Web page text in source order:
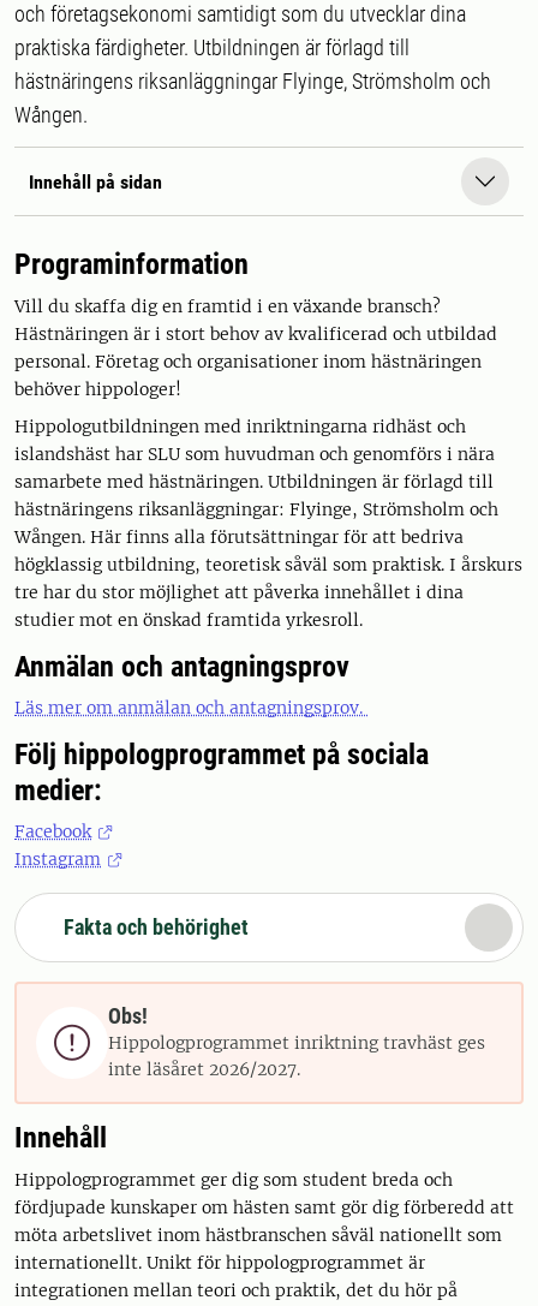
och företagsekonomi samtidigt som du utvecklar dina
praktiska färdigheter. Utbildningen är förlagd till
hästnäringens riksanläggningar Flyinge, Strömsholm och
Wången.
Innehåll på sidan
Programinformation
Vill du skaffa dig en framtid i en växande bransch?
Hästnäringen är i stort behov av kvalificerad och utbildad
personal. Företag och organisationer inom hästnäringen
behöver hippologer!
Hippologutbildningen med inriktningarna ridhäst och
islandshäst har SLU som huvudman och genomförs i nära
samarbete med hästnäringen. Utbildningen är förlagd till
hästnäringens riksanläggningar: Flyinge, Strömsholm och
Wången. Här finns alla förutsättningar för att bedriva
högklassig utbildning, teoretisk såväl som praktisk. I årskurs
tre har du stor möjlighet att påverka innehållet i dina
studier mot en önskad framtida yrkesroll.
Anmälan och antagningsprov
Läs mer om anmälan och antagningsprov.
Följ hippologprogrammet på sociala
medier:
Facebook
Instagram
Fakta och behörighet

Obs!
Hippologprogrammet inriktning travhäst ges
inte läsåret 2026/2027.
Innehåll
Hippologprogrammet ger dig som student breda och
fördjupade kunskaper om hästen samt gör dig förberedd att
möta arbetslivet inom hästbranschen såväl nationellt som
internationellt. Unikt för hippologprogrammet är
integrationen mellan teori och praktik, det du hör på